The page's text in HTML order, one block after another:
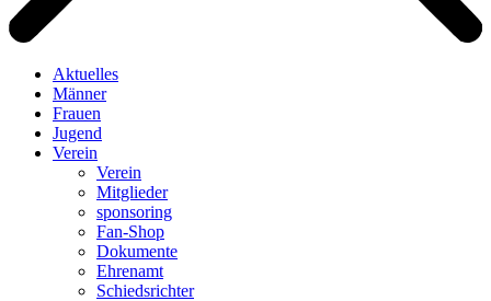
Aktuelles
Männer
Frauen
Jugend
Verein
Verein
Mitglieder
sponsoring
Fan-Shop
Dokumente
Ehrenamt
Schiedsrichter